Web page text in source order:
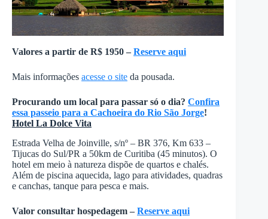
Valores a partir de R$ 1950 –Reserve aqui
Mais informações acesse o site da pousada.
Procurando um local para passar só o dia? Confira
essa passeio para a Cachoeira do Rio São Jorge!
Hotel La Dolce Vita
Estrada Velha de Joinville, s/nº – BR 376, Km 633 –
Tijucas do Sul/PR a 50km de Curitiba (45 minutos). O
hotel em meio à natureza dispõe de quartos e chalés.
Além de piscina aquecida, lago para atividades, quadras
e canchas, tanque para pesca e mais.
Valor consultar hospedagem –Reserve aqui